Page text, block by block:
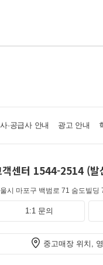
·공급사 안내 광고 안내
객센터 1544-2514 (발
시 마포구 백범로 71 숨도빌딩
1:1 문의
중고매장 위치,